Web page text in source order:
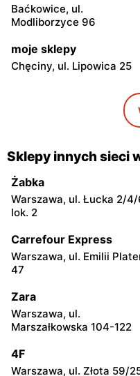
Baćkowice, ul.
Modliborzyce 96
moje sklepy
Chęciny, ul. Lipowica 25
Grębów, ul. Wydrza 180
moje sklepy
Jeżowe, ul. Zalesie 77
moje sklepy
Kamień, ul. Błonie 23
Gumniska, ul. Gumniska
157C
Tczew, ul. Franciszka
61
Sklepy innych sieci
Żabka
Warszawa, ul. Łucka 2/4/
lok. 2
Carrefour Express
Warszawa, ul. Emilii
47
Zara
Warszawa, ul.
Marszałkowska 104-122
4F
Warszawa, ul. Złota 59/